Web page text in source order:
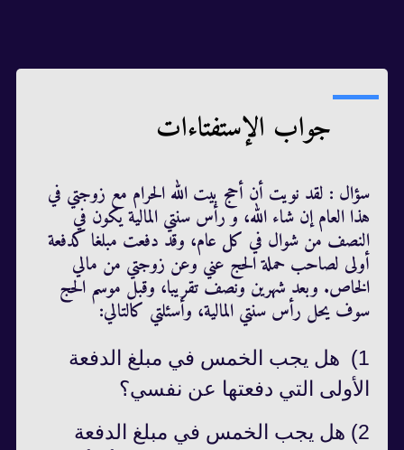
جواب الإستفتاءات
سؤال : لقد نويت أن أحج بيت الله الحرام مع زوجتي في
هذا العام إن شاء الله، و رأس سنتي المالية يكون في
النصف من شوال في كل عام، وقد دفعت مبلغا كدفعة
أولى لصاحب حملة الحج عني وعن زوجتي من مالي
الخاص. وبعد شهرين ونصف تقريبا، وقبل موسم الحج
سوف يحل رأس سنتي المالية، وأسئلتي كالتالي:
1) هل يجب الخمس في مبلغ الدفعة
الأولى التي دفعتها عن نفسي؟
2) هل يجب الخمس في مبلغ الدفعة